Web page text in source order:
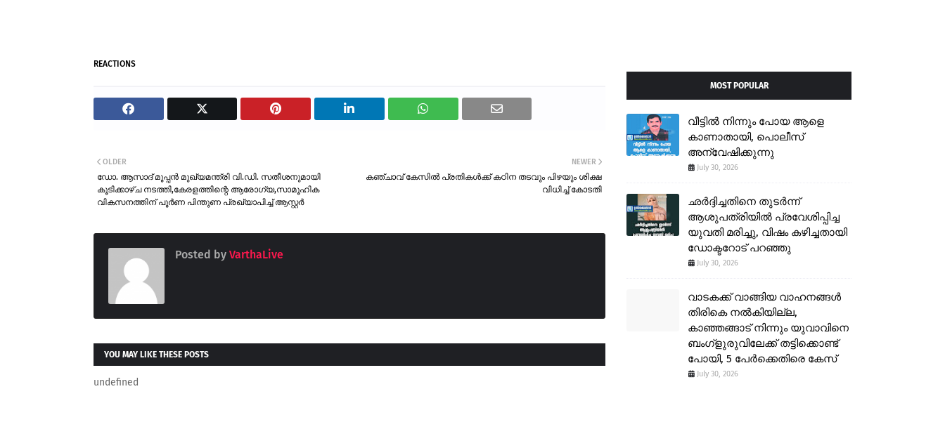
REACTIONS
NEWER
കഞ്ചാവ് കേസിൽ പ്രതികൾക്ക് കഠിന തടവും പിഴയും ശിക്ഷ
വിധിച്ച് കോടതി
OLDER
ഡോ. ആസാദ് മൂപ്പൻ മുഖ്യമന്ത്രി വി.ഡി. സതീശനുമായി
കൂടിക്കാഴ്ച നടത്തി,കേരളത്തിന്റെ ആരോഗ്യ,സാമൂഹിക
വികസനത്തിന് പൂർണ പിന്തുണ പ്രഖ്യാപിച്ച് ആസ്റ്റർ
Posted by VarthaLive
YOU MAY LIKE THESE POSTS
undefined
MOST POPULAR
വീട്ടിൽ നിന്നും പോയ ആളെ
കാണാതായി, പൊലീസ്
അന്വേഷിക്കുന്നു
July 30, 2026
ഛർദ്ദിച്ചതിനെ തുടർന്ന്
ആശുപത്രിയിൽ പ്രവേശിപ്പിച്ച
യുവതി മരിച്ചു, വിഷം കഴിച്ചതായി
ഡോക്ടറോട് പറഞ്ഞു
July 30, 2026
വാടകക്ക് വാങ്ങിയ വാഹനങ്ങൾ
തിരികെ നൽകിയില്ല,
കാഞ്ഞങ്ങാട് നിന്നും യുവാവിനെ
ബംഗ്ളുരുവിലേക്ക് തട്ടിക്കൊണ്ട്
പോയി, 5 പേർക്കെതിരെ കേസ്
July 30, 2026